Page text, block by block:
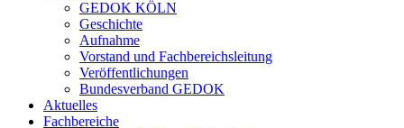
GEDOK KÖLN
Geschichte
Aufnahme
Vorstand und Fachbereichsleitung
Veröffentlichungen
Bundesverband GEDOK
Aktuelles
Fachbereiche